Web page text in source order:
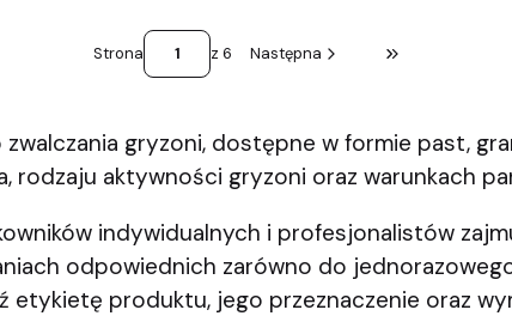
Strona z 6 Następna Przejdź do
gryzoni, dostępne w formie past,
rodzaju aktywności gryzoni oraz warunkach
indywidualnych i profesjonalistów
odpowiednich zarówno do jednorazowego
etykietę produktu, jego przeznaczenie oraz